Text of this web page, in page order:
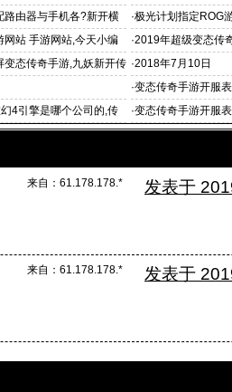
路由器与手机各?新开横
·极光计划指定ROG
站 手游网站,今天小编
·2019年超级变态传
态传奇手游,九妖新开传 ·2018年7月10日
·变态传奇手游开服
动的游戏
4引擎是哪个公司的,传
·变态传奇手游开服
来自： 61.178.178.*
发表于
来自： 61.178.178.*
发表于